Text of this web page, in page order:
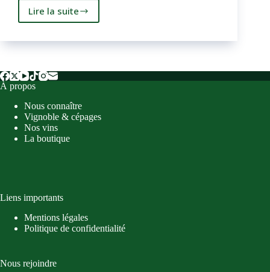
Lire la suite
Salva
Sec
Asia
Trophy
À propos
Nous connaître
Vignoble & cépages
Nos vins
La boutique
Liens importants
Mentions légales
Politique de confidentialité
Nous rejoindre